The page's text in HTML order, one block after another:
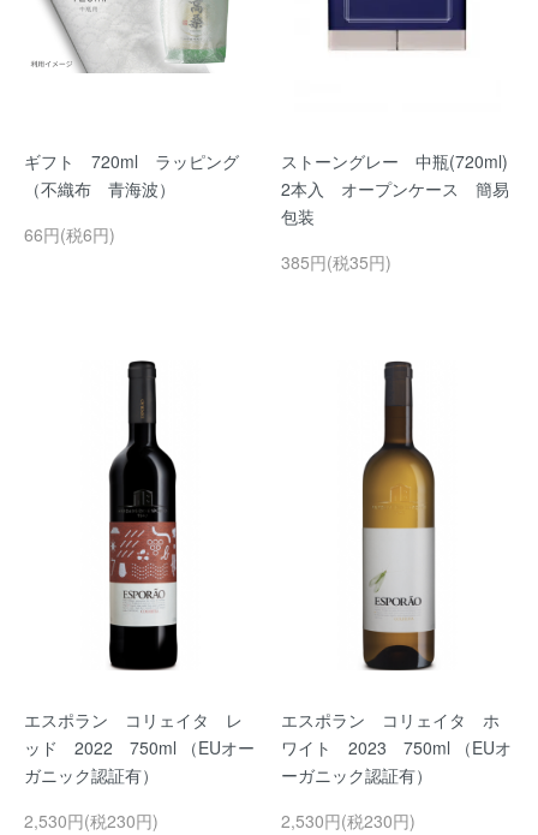
ギフト 720ml ラッピング
（不織布 青海波）
66円(税6円)
ストーングレー 中瓶(720ml)
2本入 オープンケース 簡易
包装
385円(税35円)
エスポラン コリェイタ レ
ッド 2022 750ml （EUオー
ガニック認証有）
2,530円(税230円)
エスポラン コリェイタ ホ
ワイト 2023 750ml （EUオ
ーガニック認証有）
2,530円(税230円)